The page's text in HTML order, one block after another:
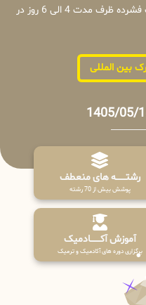
سایر شهر ها و استان ها هستند بصورت فشرده ظرف مدت 4 الی 6 روز در
بین المللی
رشتـــــــه های منعطف
پوشش بیش از 70 رشته
آموزش آکـــــــادمیک
برگزاری دوره های آکادمیک و ترمیک